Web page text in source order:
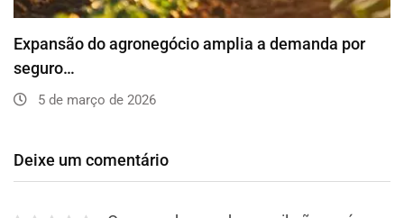
Expansão do agronegócio amplia a demanda por
seguro…
5 de março de 2026
Deixe um comentário